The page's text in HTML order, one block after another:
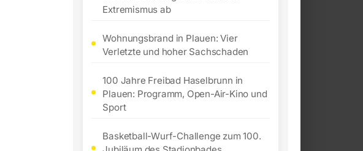
Extremismus ab
Wohnungsbrand in Plauen: Vier
Verletzte und hoher Sachschaden
100 Jahre Freibad Haselbrunn in
Plauen: Programm, Open-Air-Kino und
Sport
Basketball-Wurf-Challenge zum 100.